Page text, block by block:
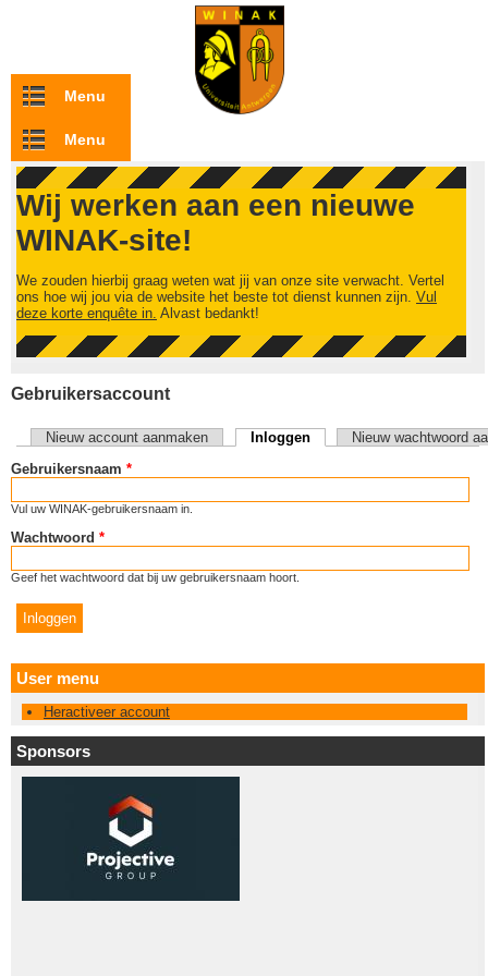
Overslaan en naar de inhoud gaan
Menu
Menu
Wij werken aan een nieuwe
WINAK-site!
We zouden hierbij graag weten wat jij van onze site verwacht. Vertel
ons hoe wij jou via de website het beste tot dienst kunnen zijn. Vul
deze korte enquête in. Alvast bedankt!
Gebruikersaccount
Primaire tabs
Nieuw account aanmaken Inloggen(actieve tabblad)
Nieuw wachtwoord
Gebruikersnaam *
Vul uw WINAK-gebruikersnaam in.
Wachtwoord *
Geef het wachtwoord dat bij uw gebruikersnaam hoort.
User menu
Heractiveer account
Sponsors